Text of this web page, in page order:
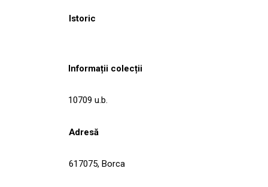
Istoric
Informații colecții
10709 u.b.
Adresă
617075, Borca